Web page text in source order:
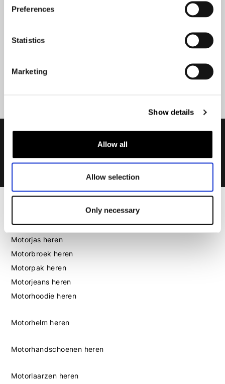
Preferences
Statistics
Marketing
Show details
Allow all
Allow selection
Only necessary
Geen zorgen, wij zullen je niet spammen
Motorkleding heren
Motorjas heren
Motorbroek heren
Motorpak heren
Motorjeans heren
Motorhoodie heren
Motorhelm heren
Motorhandschoenen heren
Motorlaarzen heren